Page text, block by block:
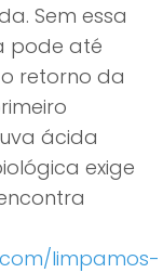
Sem essa
pode até
retorno da
ácida
exige
limpamos-